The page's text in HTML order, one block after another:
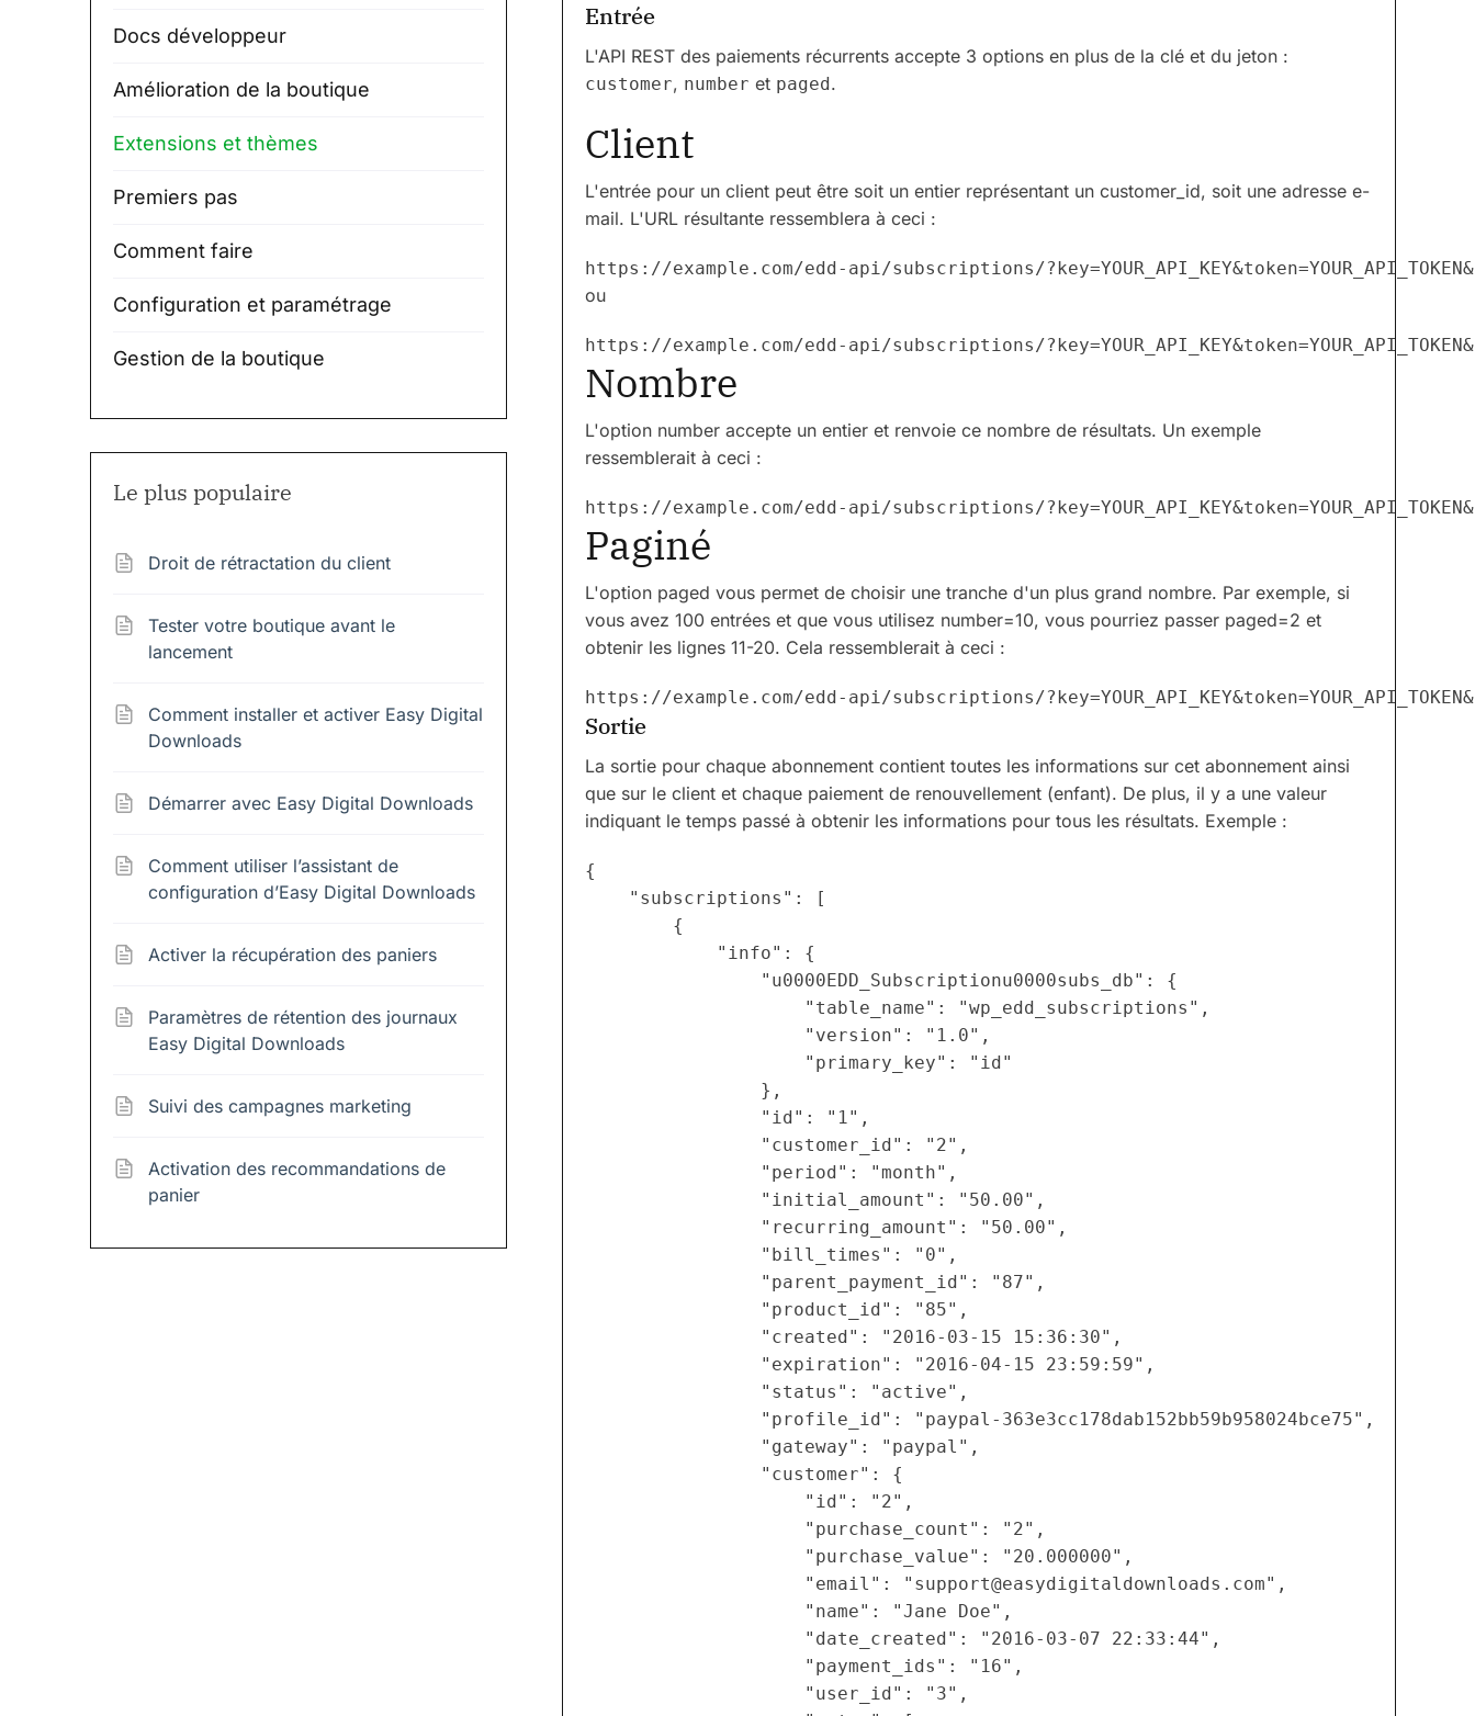
Docs développeur
Amélioration de la boutique
Extensions et thèmes
Premiers pas
Comment faire
Configuration et paramétrage
Gestion de la boutique
Le plus populaire
Droit de rétractation du client
Tester votre boutique avant le
lancement
Comment installer et activer Easy Digital
Downloads
Démarrer avec Easy Digital Downloads
Comment utiliser l’assistant de
configuration d’Easy Digital Downloads
Activer la récupération des paniers
Paramètres de rétention des journaux
Easy Digital Downloads
Suivi des campagnes marketing
Activation des recommandations de
panier
Entrée
L'API REST des paiements récurrents accepte 3 options en plus de la clé et du jeton :
customer, number et paged.
Client
L'entrée pour un client peut être soit un entier représentant un customer_id, soit une adresse e-
mail. L'URL résultante ressemblera à ceci :
ou
https://example.com/edd-api/subscriptions/?key=YOUR_API_KEY&token=YOUR_API_TOKEN&
Nombre
L'option number accepte un entier et renvoie ce nombre de résultats. Un exemple
ressemblerait à ceci :
Paginé
L'option paged vous permet de choisir une tranche d'un plus grand nombre. Par exemple, si
vous avez 100 entrées et que vous utilisez number=10, vous pourriez passer paged=2 et
obtenir les lignes 11-20. Cela ressemblerait à ceci :
Sortie
La sortie pour chaque abonnement contient toutes les informations sur cet abonnement ainsi
que sur le client et chaque paiement de renouvellement (enfant). De plus, il y a une valeur
indiquant le temps passé à obtenir les informations pour tous les résultats. Exemple :
{
    "subscriptions": [
        {
            "info": {
                "u0000EDD_Subscriptionu0000subs_db": {
                    "table_name": "wp_edd_subscriptions",
                    "version": "1.0",
                    "primary_key": "id"
                },
                "id": "1",
                "customer_id": "2",
                "period": "month",
                "initial_amount": "50.00",
                "recurring_amount": "50.00",
                "bill_times": "0",
                "parent_payment_id": "87",
                "product_id": "85",
                "created": "2016-03-15 15:36:30",
                "expiration": "2016-04-15 23:59:59",
                "status": "active",
                "profile_id": "paypal-363e3cc178dab152bb59b958024bce75",
                "gateway": "paypal",
                "customer": {
                    "id": "2",
                    "purchase_count": "2",
                    "purchase_value": "20.000000",
                    "email": "
support@easydigitaldownloads.com",
                    "name": "Jane Doe",
                    "date_created": "2016-03-07 22:33:44",
                    "payment_ids": "16",
                    "user_id": "3",